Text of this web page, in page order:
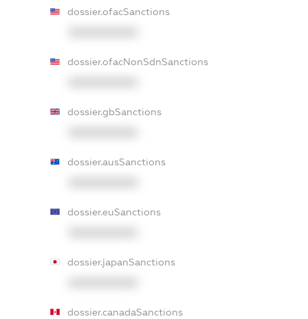
dossier.ofacSanctions
dossier.ofacNonSdnSanctions
dossier.gbSanctions
dossier.ausSanctions
dossier.euSanctions
dossier.japanSanctions
dossier.canadaSanctions